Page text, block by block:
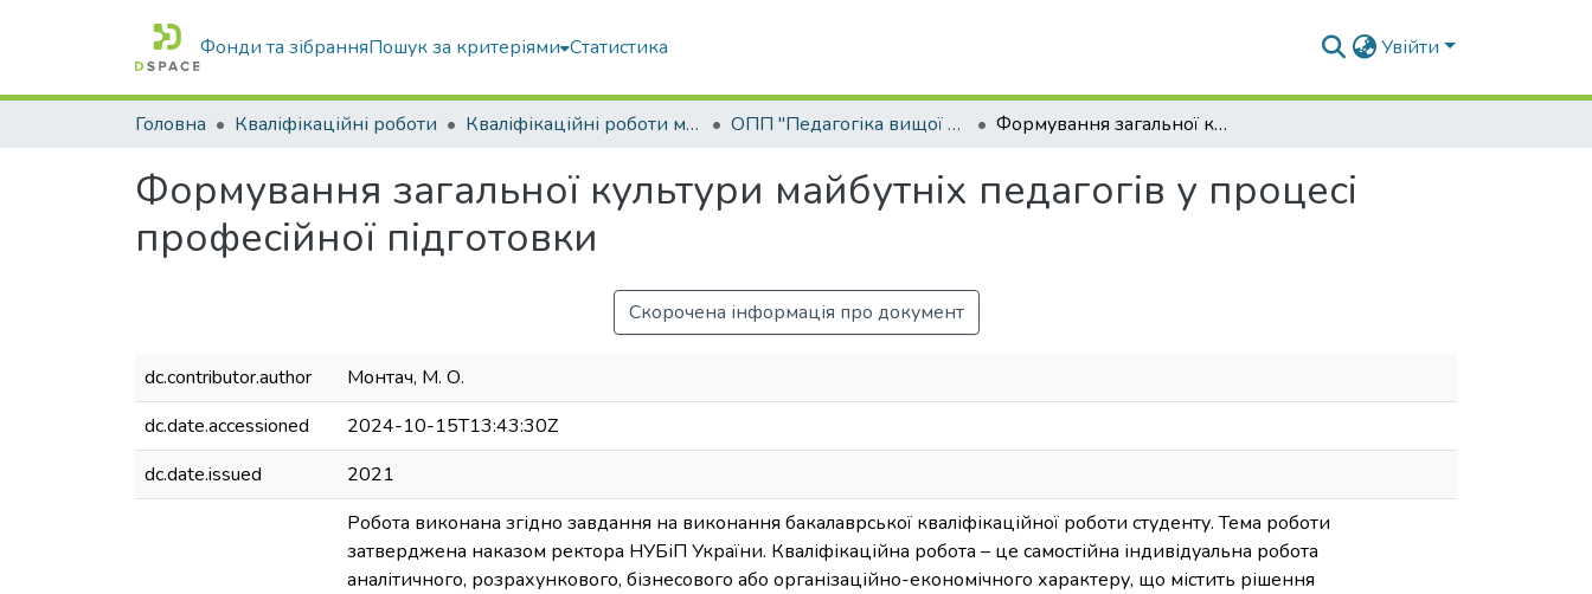
Фонди та зібранняПошук за критеріями Статистика Увійти
Головна Кваліфікаційні роботи Кваліфікаційні роботи магістрів ОПП "Педагогіка вищої школи" Формування загальної культури майбутніх педагогів у процесі професійної підготовки
Формування загальної культури майбутніх педагогів у процесі
професійної підготовки
Скорочена інформація про документ
dc.contributor.author
Монтач, М. О.
dc.date.accessioned
2024-10-15T13:43:30Z
dc.date.issued
2021
Робота виконана згідно завдання на виконання бакалаврської кваліфікаційної роботи студенту. Тема роботи
затверджена наказом ректора НУБіП України. Кваліфікаційна робота – це самостійна індивідуальна робота
аналітичного, розрахункового, бізнесового або організаційно-економічного характеру, що містить рішення